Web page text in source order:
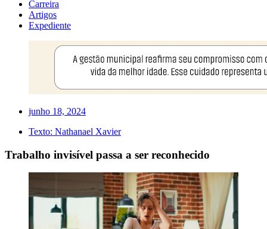
Carreira
Artigos
Expediente
junho 18, 2024
Texto: Nathanael Xavier
Trabalho invisível passa a ser reconhecido